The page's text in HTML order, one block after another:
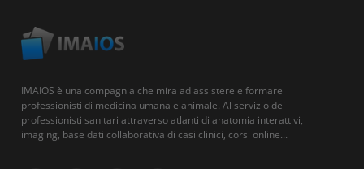
IMAIOS è una compagnia che mira ad assistere e formare
professionisti di medicina umana e animale. Al servizio dei
professionisti sanitari attraverso atlanti di anatomia interattivi,
imaging, base dati collaborativa di casi clinici, corsi online...